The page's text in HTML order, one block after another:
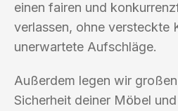
einen fairen und
verlassen, ohne versteckte
unerwartete Aufschläge.
Außerdem legen wir
Sicherheit deiner Möbel